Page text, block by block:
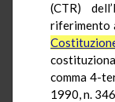
(CTR)
comma 4-
1990, n.